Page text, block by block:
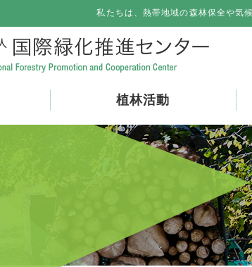
私たちは、熱帯地域の森林保全や気
植林活動